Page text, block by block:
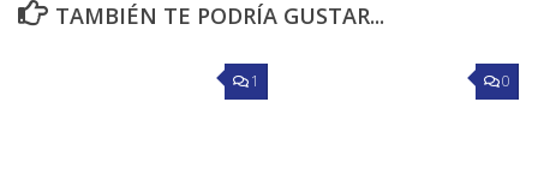
TAMBIÉN TE PODRÍA GUSTAR...
1 0